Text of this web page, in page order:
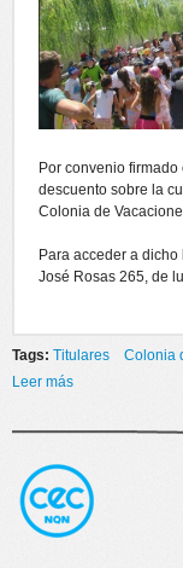
Por convenio
descuento sobre la
Colonia de
Para acceder a
José Rosas 265, de
Tags: Titulares Colonia
Leer más